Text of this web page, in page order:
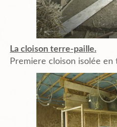
La cloison terre-paille.
Premiere cloison isolée en